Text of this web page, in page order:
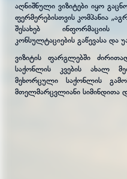
აღნიშნული ვიზიტები იყო
ფერმერებისთვის კომპანია
შესახებ ინფორმაციის
კონსულტაციების გაწევასა და
ვიზიტის ფარგლებში
საქონლის კვების ახალ
მეხორცული საქონლის
მთელმარცვლიანი სიმინდითა